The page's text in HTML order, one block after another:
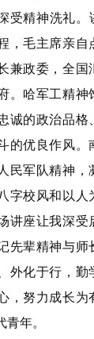
受精神洗礼。
，毛主席亲自
兼政委，全国
。哈军工精神
诚的政治品格
的优良作风。
民军队精神，
字校风和以人
讲座让我深受
先辈精神与师
外化于行，勤
，努力成长为
年。